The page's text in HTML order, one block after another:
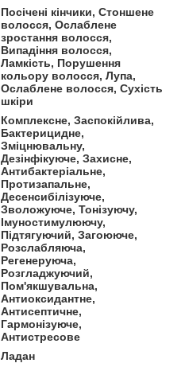
Посічені кінчики, Стоншене
волосся, Ослаблене
зростання волосся,
Випадіння волосся,
Ламкість, Порушення
кольору волосся, Лупа,
Ослаблене волосся, Сухість
шкіри
Комплексне, Заспокійлива,
Бактерицидне,
Зміцнювальну,
Дезінфікуюче, Захисне,
Антибактеріальне,
Протизапальне,
Десенсибілізуюче,
Зволожуюче, Тонізуючу,
Імуностимулюючу,
Підтягуючий, Загоююче,
Розслабляюча,
Регенеруюча,
Розгладжуючий,
Пом'якшувальна,
Антиоксидантне,
Антисептичне,
Гармонізуюче,
Антистресове
Ладан